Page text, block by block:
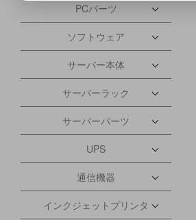
PCパーツ
ソフトウェア
サーバー本体
サーバーラック
サーバーパーツ
UPS
通信機器
インクジェットプリンタ